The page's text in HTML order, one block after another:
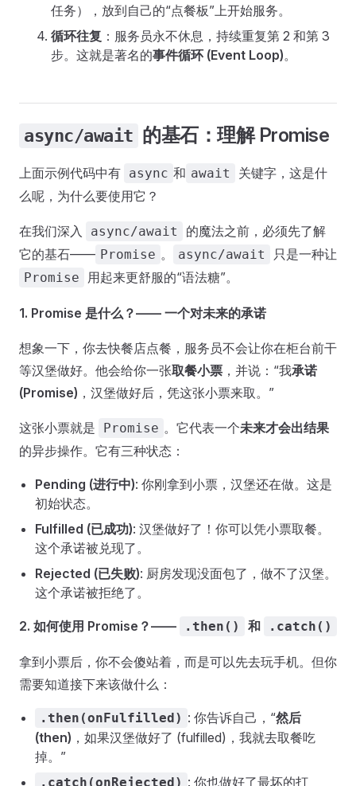
任务），放到自己的“点餐板”上开始服务。
循环往复 ：服务员永不休息，持续重复第 2 和第 3
步。这就是著名的事件循环 (Event Loop)。
async/await 的基石：理解 Promise
上面示例代码中有 async 和 await
关键字，这是什
么呢，为什么要使用它？
在我们深入 async/await
的魔法之前，必须先了解
它的基石—— Promise 。 async/await 只是一种让
Promise 用起来更舒服的“语法糖”。
1. Promise 是什么？—— 一个对未来的承诺
想象一下，你去快餐店点餐，服务员不会让你在柜台前干
等汉堡做好。他会给你一张取餐小票 ，并说：“我承诺
(Promise) ，汉堡做好后，凭这张小票来取。”
这张小票就是 Promise 。它代表一个未来才会出结果
的异步操作。它有三种状态：
Pending (进行中): 你刚拿到小票，汉堡还在做。这是
初始状态。
Fulfilled (已成功): 汉堡做好了！你可以凭小票取餐。
这个承诺被兑现了。
Rejected (已失败): 厨房发现没面包了，做不了汉堡。
这个承诺被拒绝了。
2. 如何使用 Promise？—— .then() 和 .catch()
拿到小票后，你不会傻站着，而是可以先去玩手机。但你
需要知道接下来该做什么：
.then(onFulfilled) : 你告诉自己，“然后
(then) ，如果汉堡做好了 (fulfilled)，我就去取餐吃
掉。”
.catch(onRejected) : 你也做好了最坏的打